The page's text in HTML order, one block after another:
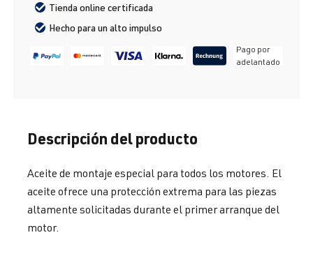
Tienda online certificada
Hecho para un alto impulso
Pago por
adelantado
Descripción del producto
Aceite de montaje especial para todos los motores. El
aceite ofrece una protección extrema para las piezas
altamente solicitadas durante el primer arranque del
motor.